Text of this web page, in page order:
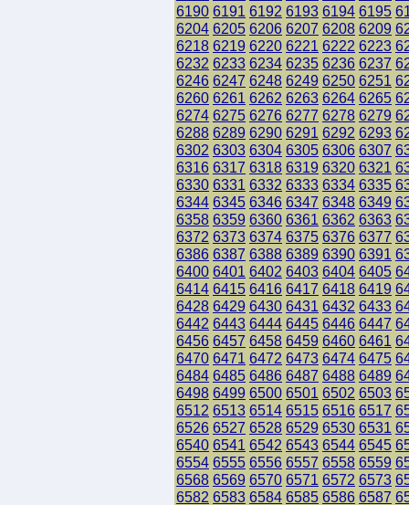
6190 6191 6192 6193 6194 6195
6204 6205 6206 6207 6208 6209
6218 6219 6220 6221 6222 6223
6232 6233 6234 6235 6236 6237
6246 6247 6248 6249 6250 6251
6260 6261 6262 6263 6264 6265
6274 6275 6276 6277 6278 6279
6288 6289 6290 6291 6292 6293
6302 6303 6304 6305 6306 6307
6316 6317 6318 6319 6320 6321
6330 6331 6332 6333 6334 6335
6344 6345 6346 6347 6348 6349
6358 6359 6360 6361 6362 6363
6372 6373 6374 6375 6376 6377
6386 6387 6388 6389 6390 6391
6400 6401 6402 6403 6404 6405
6414 6415 6416 6417 6418 6419
6428 6429 6430 6431 6432 6433
6442 6443 6444 6445 6446 6447
6456 6457 6458 6459 6460 6461
6470 6471 6472 6473 6474 6475
6484 6485 6486 6487 6488 6489
6498 6499 6500 6501 6502 6503
6512 6513 6514 6515 6516 6517
6526 6527 6528 6529 6530 6531
6540 6541 6542 6543 6544 6545
6554 6555 6556 6557 6558 6559
6568 6569 6570 6571 6572 6573
6582 6583 6584 6585 6586 6587